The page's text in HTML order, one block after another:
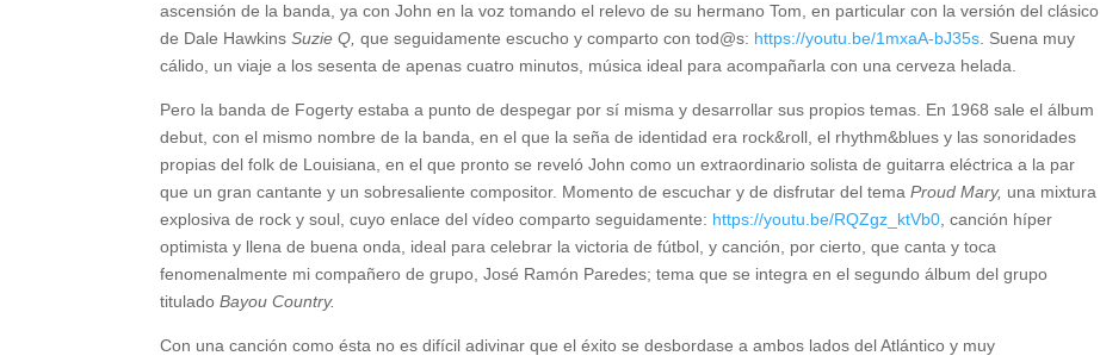
ascensión de la banda, ya con John en la voz tomando el relevo de su hermano Tom, en particular con la versión del clásico
de Dale HawkinsSuzie Q, que seguidamente escucho y comparto con tod@s: https://youtu.be/1mxaA-bJ35s. Suena muy
cálido, un viaje a los sesenta de apenas cuatro minutos, música ideal para acompañarla con una cerveza helada.
Pero la banda de Fogerty estaba a punto de despegar por sí misma y desarrollar sus propios temas. En 1968 sale el álbum
debut, con el mismo nombre de la banda, en el que la seña de identidad era rock&roll, el rhythm&blues y las sonoridades
propias del folk de Louisiana, en el que pronto se reveló John como un extraordinario solista de guitarra eléctrica a la par
que un gran cantante y un sobresaliente compositor. Momento de escuchar y de disfrutar del temaProud Mary, una mixtura
explosiva de rock y soul, cuyo enlace del vídeo comparto seguidamente: https://youtu.be/RQZgz_ktVb0, canción híper
optimista y llena de buena onda, ideal para celebrar la victoria de fútbol, y canción, por cierto, que canta y toca
fenomenalmente mi compañero de grupo, José Ramón Paredes; tema que se integra en el segundo álbum del grupo
tituladoBayou Country.
Con una canción como ésta no es difícil adivinar que el éxito se desbordase a ambos lados del Atlántico y muy